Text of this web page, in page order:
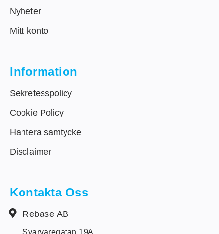
Nyheter
Mitt konto
Information
Sekretesspolicy
Cookie Policy
Hantera samtycke
Disclaimer
Kontakta Oss
Rebase AB
Svarvaregatan 19A